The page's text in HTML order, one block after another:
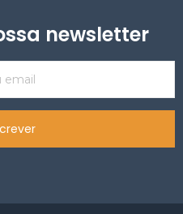
newsletter